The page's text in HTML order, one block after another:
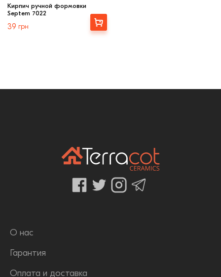
Кирпич ручной формовки
Septem 7022
39 грн
Выбрать
О нас
Гарантия
Оплата и доставка